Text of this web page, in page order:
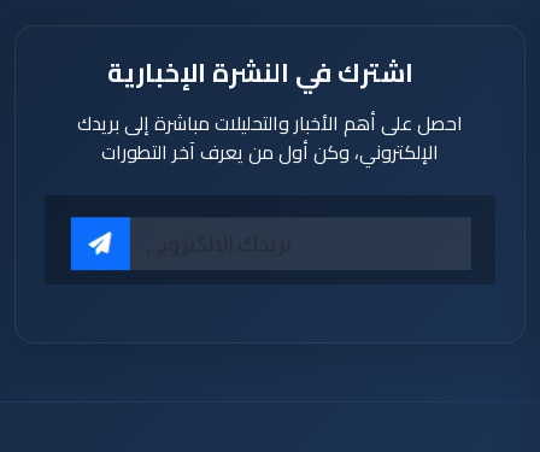
اشترك في النشرة الإخبارية
احصل على أهم الأخبار والتحليلات مباشرة إلى بريدك
الإلكتروني، وكن أول من يعرف آخر التطورات